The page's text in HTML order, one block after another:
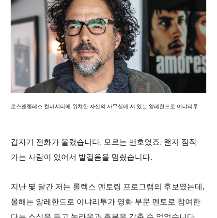
로스앤젤레스 컬버시티에 위치한 자신의 사무실에 서 있는 알레한드로 이냐리투
갑자기 전화가 울렸습니다. 모르는 번호였죠. 왠지 짐작
가는 사람이 있어서 발걸음을 멈췄습니다.
지난 몇 달간 저는 롤렉스 멘토링 프로그램의 후보였는데,
올해는 알레한드로 이냐리투가 영화 부문 멘토로 참여한